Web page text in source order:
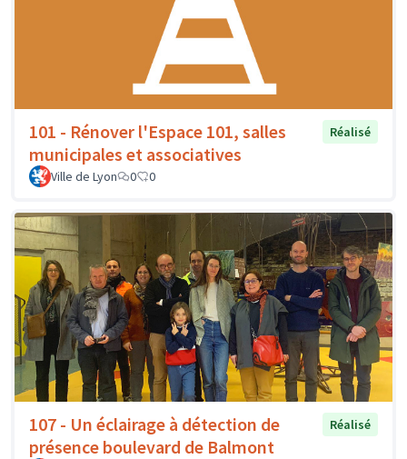
101 - Rénover l'Espace 101, salles
municipales et associatives
Réalisé
Ville de Lyon 0 0
107 - Un éclairage à détection de
présence boulevard de Balmont
Réalisé